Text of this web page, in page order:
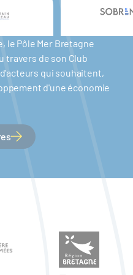
le Pôle Mer Bretagne
travers de son Club
qui souhaitent,
d'une économie